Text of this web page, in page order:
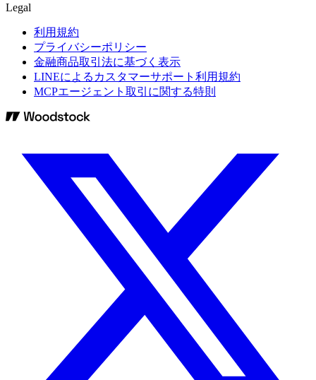
Legal
利用規約
プライバシーポリシー
金融商品取引法に基づく表示
LINEによるカスタマーサポート利用規約
MCPエージェント取引に関する特則